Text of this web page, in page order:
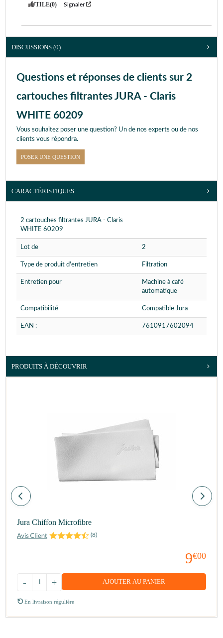
UTILE(0) Signaler
DISCUSSIONS (0)
Questions et réponses de clients sur 2
cartouches filtrantes JURA - Claris
WHITE 60209
Vous souhaitez poser une question? Un de nos experts ou de nos
clients vous répondra.
POSER UNE QUESTION
CARACTÉRISTIQUES
2 cartouches filtrantes JURA - Claris
WHITE 60209
Lot de 2
Type de produit d'entretien Filtration
Entretien pour
Machine à café
automatique
Compatibilité Compatible Jura
EAN : 7610917602094
PRODUITS À DÉCOUVRIR
Jura Chiffon Microfibre
(8)
9€00
+
- AJOUTER AU PANIER
En livraison régulière